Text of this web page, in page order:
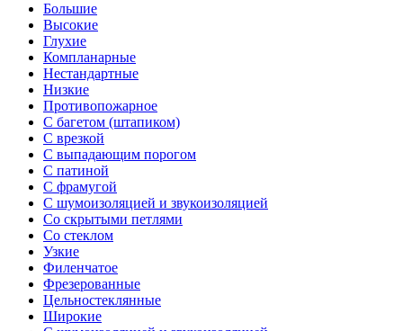
Большие
Высокие
Глухие
Компланарные
Нестандартные
Низкие
Противопожарное
С багетом (штапиком)
С врезкой
С выпадающим порогом
С патиной
С фрамугой
С шумоизоляцией и звукоизоляцией
Со скрытыми петлями
Со стеклом
Узкие
Филенчатое
Фрезерованные
Цельностеклянные
Широкие